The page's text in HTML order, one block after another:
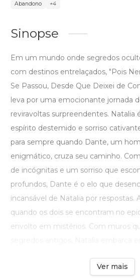
Abandono
+4
Sinopse
Em um mundo onde segredos
com destinos entrelaçados, "Pois
Se Passou, Desde Que Deixei de
leva por uma emocionante jornada
reviravoltas surpreendentes. Natalia
espírito destemido e sorriso
para sempre quando Dante, um
enigmático, cruza seu caminho.
de incógnitas e um sorriso que
profundos, Dante é o elo que
incansável de Natalia por respostas.
quando os dois se encontram no
envolto em mistérios. Com muros
Ver mais